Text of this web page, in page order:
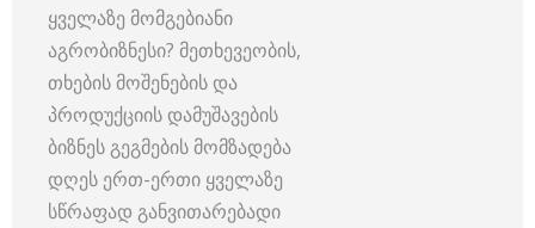
ყველაზე მომგებიანი
აგრობიზნესი? მეთხევეობის,
თხების მოშენების და
პროდუქციის დამუშავების
ბიზნეს გეგმების მომზადება
დღეს ერთ-ერთი ყველაზე
სწრაფად განვითარებადი